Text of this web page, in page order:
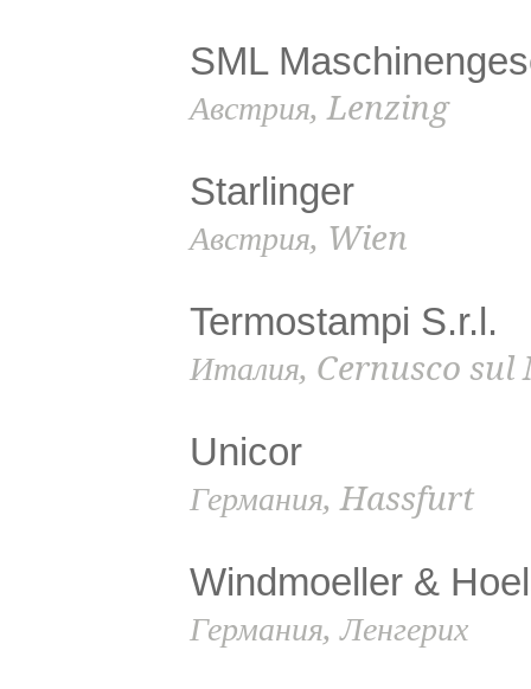
SML
Австрия, Lenzing
Starlinger
Австрия, Wien
Termostampi S.r.l.
Италия, Cernusco sul
Unicor
Германия, Hassfurt
Windmoeller &
Германия, Ленгерих